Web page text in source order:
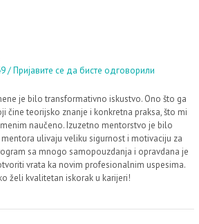
Пријавите се да бисте одговорили
je bilo transformativno iskustvo. Ono što ga
čine teorijsko znanje i konkretna praksa, što mi
naučeno. Izuzetno mentorstvo je bilo
ulivaju veliku sigurnost i motivaciju za
sa mnogo samopouzdanja i opravdana je
vrata ka novim profesionalnim uspesima.
želi kvalitetan iskorak u karijeri!